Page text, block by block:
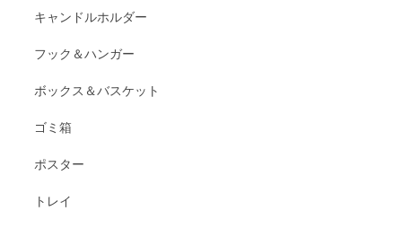
キャンドルホルダー
フック＆ハンガー
ボックス＆バスケット
ゴミ箱
ポスター
トレイ